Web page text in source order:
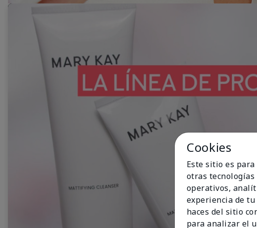
Cookies
Este sitio es para
otras
operativos,
experiencia de
haces del sitio
para analizar el